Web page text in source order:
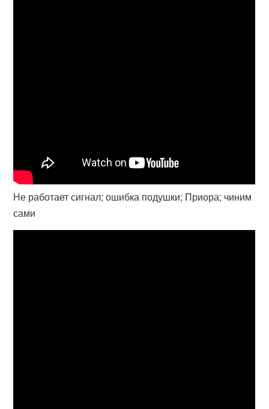
Не работает сигнал; ошибка подушки; Приора; чиним
сами